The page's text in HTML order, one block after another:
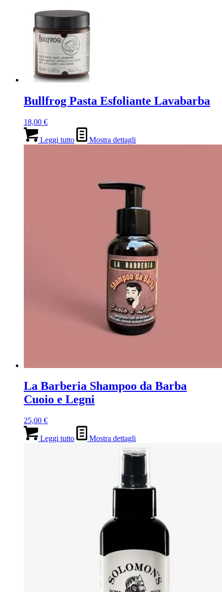
Bullfrog Pasta Esfoliante Lavabarba
18,00 €
Leggi tutto Mostra dettagli
La Barberia Shampoo da Barba
Cuoio e Legni
25,00 €
Leggi tutto Mostra dettagli